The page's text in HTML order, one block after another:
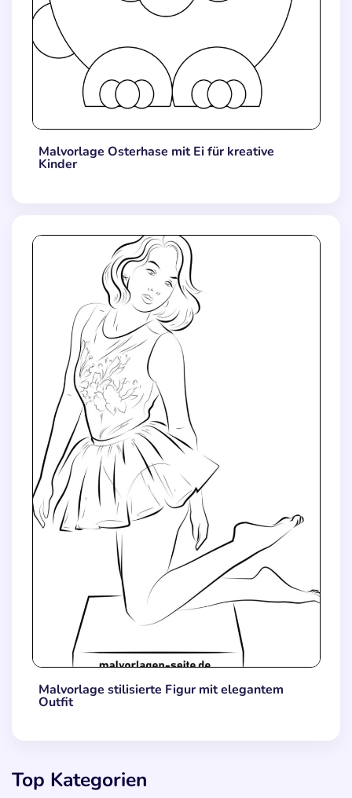
Malvorlage Osterhase mit Ei für kreative
Kinder
Malvorlage stilisierte Figur mit elegantem
Outfit
Top Kategorien